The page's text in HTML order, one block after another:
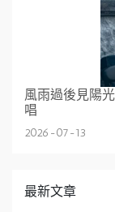
風雨過後見陽
唱
2026-07-13
最新文章